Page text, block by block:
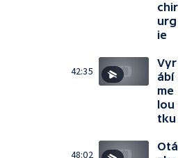
chir
urg
ie
42:35
Vyr
ábí
me
lou
tku
48:02
Otá